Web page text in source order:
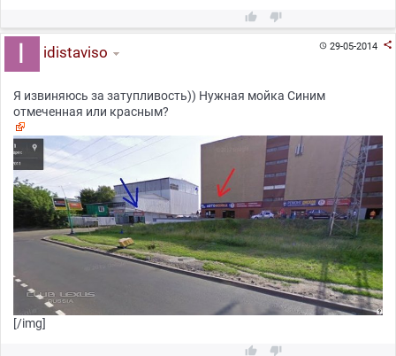
 
29-05-2014 
idistaviso
Я извиняюсь за затупливость)) Нужная мойка Синим
отмеченная или красным?
[/img]
 